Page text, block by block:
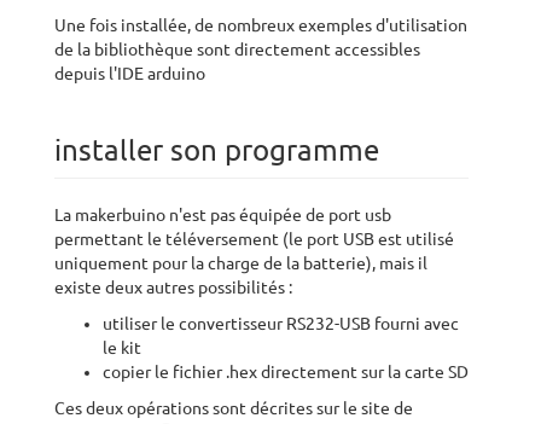
Une fois installée, de nombreux exemples d'utilisation
de la bibliothèque sont directement accessibles
depuis l'IDE arduino
installer son programme
La makerbuino n'est pas équipée de port usb
permettant le téléversement (le port USB est utilisé
uniquement pour la charge de la batterie), mais il
existe deux autres possibilités :
utiliser le convertisseur RS232-USB fourni avec
le kit
copier le fichier .hex directement sur la carte SD
Ces deux opérations sont décrites sur le site de